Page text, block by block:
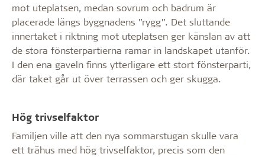
mot uteplatsen, medan sovrum och badrum är
placerade längs byggnadens ”rygg”. Det sluttande
innertaket i riktning mot uteplatsen ger känslan av att
de stora fönsterpartierna ramar in landskapet utanför.
I den ena gaveln finns ytterligare ett stort fönsterparti,
där taket går ut över terrassen och ger skugga.
Hög trivselfaktor
Familjen ville att den nya sommarstugan skulle vara
ett trähus med hög trivselfaktor, precis som den